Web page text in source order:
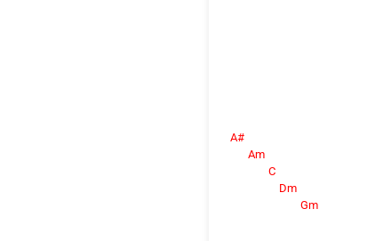
A#
Am
C
Dm
Gm